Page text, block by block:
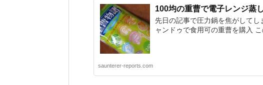
100均の重曹で電子レンジ蒸
先日の記事で圧力鍋を焦がして
ャンドゥで食用可の重曹を購入
saunterer-reports.com